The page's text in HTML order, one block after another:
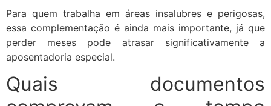
Para quem trabalha em áreas insalubres e perigosas,
essa complementação é ainda mais importante, já que
perder meses pode atrasar significativamente a
aposentadoria especial.
Quais documentos